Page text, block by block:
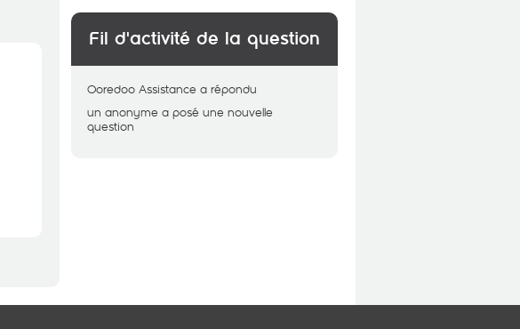
Fil d'activité de la question
Ooredoo Assistance a répondu
un anonyme a posé une nouvelle
question